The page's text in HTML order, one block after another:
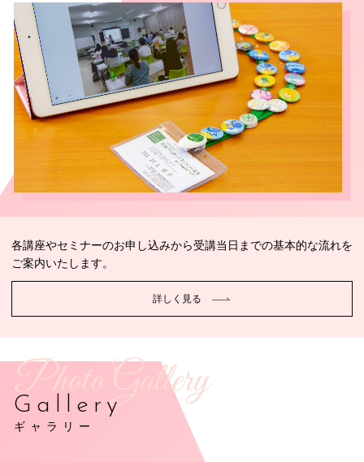
各講座やセミナーのお申し込みから受講当日までの基本的な流れを
ご案内いたします。
詳しく見る
Photo Gallery
Gallery
ギャラリー